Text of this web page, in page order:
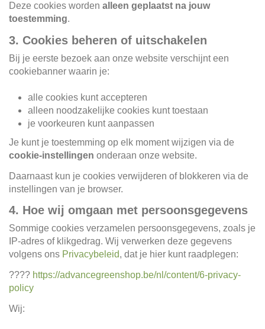
Deze cookies worden alleen geplaatst na jouw
toestemming.
3. Cookies beheren of uitschakelen
Bij je eerste bezoek aan onze website verschijnt een
cookiebanner waarin je:
alle cookies kunt accepteren
alleen noodzakelijke cookies kunt toestaan
je voorkeuren kunt aanpassen
Je kunt je toestemming op elk moment wijzigen via de
cookie-instellingen onderaan onze website.
Daarnaast kun je cookies verwijderen of blokkeren via de
instellingen van je browser.
4. Hoe wij omgaan met persoonsgegevens
Sommige cookies verzamelen persoonsgegevens, zoals je
IP-adres of klikgedrag. Wij verwerken deze gegevens
volgens ons Privacybeleid, dat je hier kunt raadplegen:
???? https://advancegreenshop.be/nl/content/6-privacy-
policy
Wij: